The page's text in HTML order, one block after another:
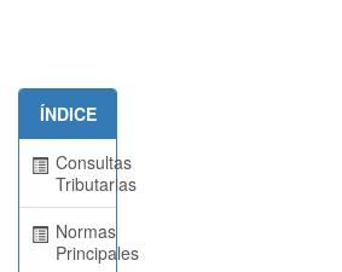
ÍNDICE
Consultas
Tributarias
Normas
Principales